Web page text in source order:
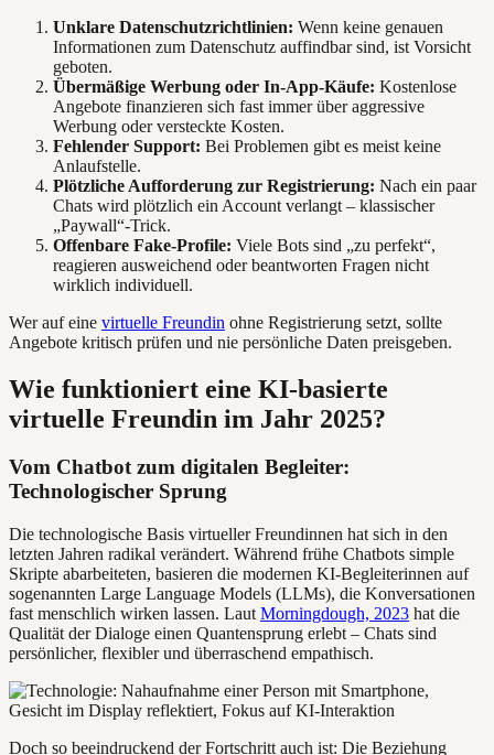
Unklare Datenschutzrichtlinien: Wenn keine genauen
Informationen zum Datenschutz auffindbar sind, ist Vorsicht
geboten.
Übermäßige Werbung oder In-App-Käufe: Kostenlose
Angebote finanzieren sich fast immer über aggressive
Werbung oder versteckte Kosten.
Fehlender Support: Bei Problemen gibt es meist keine
Anlaufstelle.
Plötzliche Aufforderung zur Registrierung: Nach ein paar
Chats wird plötzlich ein Account verlangt – klassischer
„Paywall“-Trick.
Offenbare Fake-Profile: Viele Bots sind „zu perfekt“,
reagieren ausweichend oder beantworten Fragen nicht
wirklich individuell.
Wer auf eine virtuelle Freundin ohne Registrierung setzt, sollte
Angebote kritisch prüfen und nie persönliche Daten preisgeben.
Wie funktioniert eine KI-basierte
virtuelle Freundin im Jahr 2025?
Vom Chatbot zum digitalen Begleiter:
Technologischer Sprung
Die technologische Basis virtueller Freundinnen hat sich in den
letzten Jahren radikal verändert. Während frühe Chatbots simple
Skripte abarbeiteten, basieren die modernen KI-Begleiterinnen auf
sogenannten Large Language Models (LLMs), die Konversationen
fast menschlich wirken lassen. Laut Morningdough, 2023 hat die
Qualität der Dialoge einen Quantensprung erlebt – Chats sind
persönlicher, flexibler und überraschend empathisch.
Doch so beeindruckend der Fortschritt auch ist: Die Beziehung